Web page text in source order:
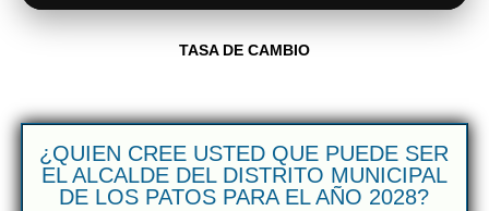
TASA DE CAMBIO
¿QUIEN CREE USTED QUE PUEDE SER
EL ALCALDE DEL DISTRITO MUNICIPAL
DE LOS PATOS PARA EL AÑO 2028?